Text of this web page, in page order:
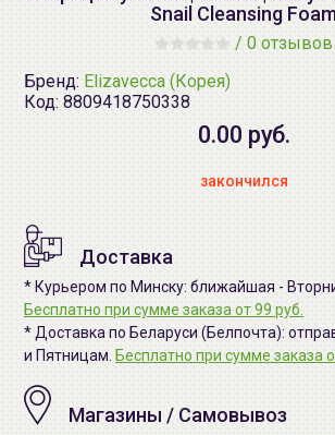
Snail Cleansing
/ 0 отзывов
Бренд: Elizavecca (Корея)
Код: 8809418750338
0.00 руб.
закончился
Доставка
* Курьером по Минску: ближайшая -
Бесплатно при сумме заказа от 99 руб.
* Доставка по Беларуси (Белпочта):
и Пятницам. Бесплатно при сумме заказа
Магазины / Самовывоз